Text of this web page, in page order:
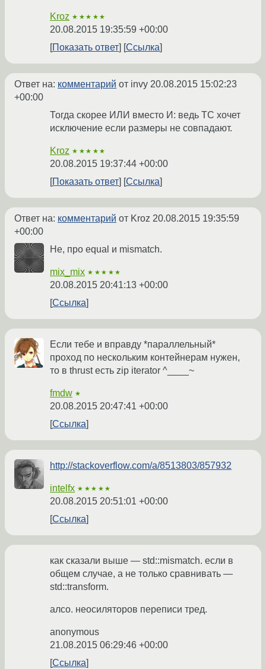
Kroz ★★★★★
20.08.2015 19:35:59 +00:00
Показать ответ
Ссылка
Ответ на: комментарий от invy 20.08.2015 15:02:23
+00:00
Тогда скорее ИЛИ вместо И: ведь TC хочет
исключение если размеры не совпадают.
Kroz ★★★★★
20.08.2015 19:37:44 +00:00
Показать ответ
Ссылка
Ответ на: комментарий от Kroz 20.08.2015 19:35:59
+00:00
Не, про equal и mismatch.
mix_mix ★★★★★
20.08.2015 20:41:13 +00:00
Ссылка
Если тебе и вправду *параллельный*
проход по нескольким контейнерам нужен,
то в thrust есть zip iterator ^____~
fmdw ★
20.08.2015 20:47:41 +00:00
Ссылка
http://stackoverflow.com/a/8513803/857932
intelfx ★★★★★
20.08.2015 20:51:01 +00:00
Ссылка
как сказали выше — std::mismatch. если в
общем случае, а не только сравнивать —
std::transform.
алсо. неосиляторов переписи тред.
anonymous
21.08.2015 06:29:46 +00:00
Ссылка